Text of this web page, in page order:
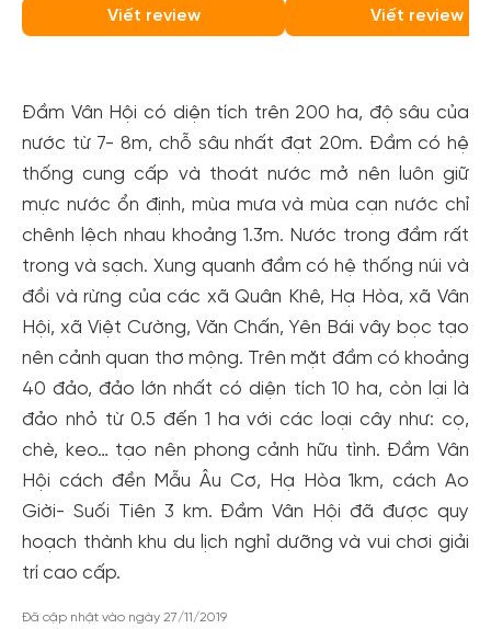
Viết review Viết review
Đầm Vân Hội có diện tích trên 200 ha, độ sâu của
nước từ 7- 8m, chỗ sâu nhất đạt 20m. Đầm có hệ
thống cung cấp và thoát nước mở nên luôn giữ
mực nước ổn định, mùa mưa và mùa cạn nước chỉ
chênh lệch nhau khoảng 1.3m. Nước trong đầm rất
trong và sạch. Xung quanh đầm có hệ thống núi và
đồi và rừng của các xã Quân Khê, Hạ Hòa, xã Vân
Hội, xã Việt Cường, Văn Chấn, Yên Bái vây bọc tạo
nên cảnh quan thơ mộng. Trên mặt đầm có khoảng
40 đảo, đảo lớn nhất có diện tích 10 ha, còn lại là
đảo nhỏ từ 0.5 đến 1 ha với các loại cây như: cọ,
chè, keo… tạo nên phong cảnh hữu tình. Đầm Vân
Hội cách đền Mẫu Âu Cơ, Hạ Hòa 1km, cách Ao
Giời- Suối Tiên 3 km. Đầm Vân Hội đã được quy
hoạch thành khu du lịch nghỉ dưỡng và vui chơi giải
trí cao cấp.
Đã cập nhật vào ngày 27/11/2019
Tạo tài khoản nhanh - nhận nhiều ưu
đãi!
Tạo tài khoản để có thểnhận ngay các ưu đãihấp dẫn
dành cho thành viên đến từ các đối tác của Gody.vn dành